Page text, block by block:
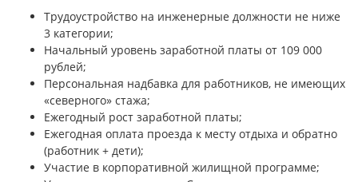
Трудоустройство на инженерные должности не ниже
3 категории;
Начальный уровень заработной платы от 109 000
рублей;
Персональная надбавка для работников, не имеющих
«северного» стажа;
Ежегодный рост заработной платы;
Ежегодная оплата проезда к месту отдыха и обратно
(работник + дети);
Участие в корпоративной жилищной программе;